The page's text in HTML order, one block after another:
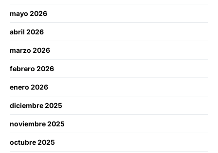
mayo 2026
abril 2026
marzo 2026
febrero 2026
enero 2026
diciembre 2025
noviembre 2025
octubre 2025